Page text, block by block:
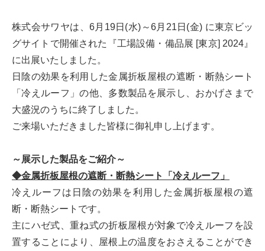
株式会サワヤは、6月19日(水)～6月21日(金) に東京ビッ
グサイトで開催された『工場設備・備品展 [東京] 2024』
に出展いたしました。
日陰の効果を利用した金属折板屋根の遮断・断熱シート
「冷えルーフ」の他、多数製品を展示し、おかげさまで
大盛況のうちに終了しました。
ご来場いただきました皆様に御礼申し上げます。
～展示した製品をご紹介～
◆金属折板屋根の遮断・断熱シート「冷えルーフ」
冷えルーフは日陰の効果を利用した金属折板屋根の遮
断・断熱シートです。
主にハゼ式、重ね式の折板屋根が対象で冷えルーフを設
置することにより、屋根上の温度をおさえることができ